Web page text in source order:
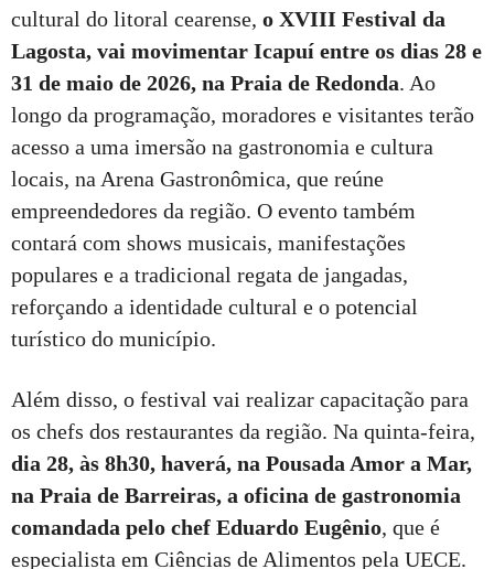
cultural do litoral cearense, o XVIII Festival da
Lagosta, vai movimentar Icapuí entre os dias 28 e
31 de maio de 2026, na Praia de Redonda. Ao
longo da programação, moradores e visitantes terão
acesso a uma imersão na gastronomia e cultura
locais, na Arena Gastronômica, que reúne
empreendedores da região. O evento também
contará com shows musicais, manifestações
populares e a tradicional regata de jangadas,
reforçando a identidade cultural e o potencial
turístico do município.
Além disso, o festival vai realizar capacitação para
os chefs dos restaurantes da região. Na quinta-feira,
dia 28, às 8h30, haverá, na Pousada Amor a Mar,
na Praia de Barreiras, a oficina de gastronomia
comandada pelo chef Eduardo Eugênio, que é
especialista em Ciências de Alimentos pela UECE.